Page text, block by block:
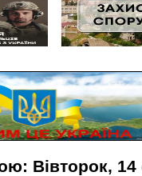
Вівторок, 14